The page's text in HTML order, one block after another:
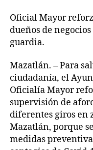
Oficial Mayor
dueños de
guardia.
Mazatlán. – Para
ciudadanía, el
Oficialía Mayor
supervisión de
diferentes giros en
Mazatlán, porque
medidas